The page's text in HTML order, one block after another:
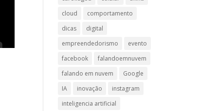
cloud
comportamento
dicas
digital
empreendedorismo
evento
facebook
falandoemnuvem
falando em nuvem
Google
IA
inovação
instagram
inteligencia artificial